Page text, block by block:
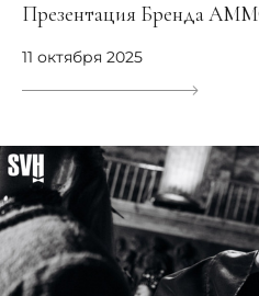
Презентация Бренда
11 октября 2025